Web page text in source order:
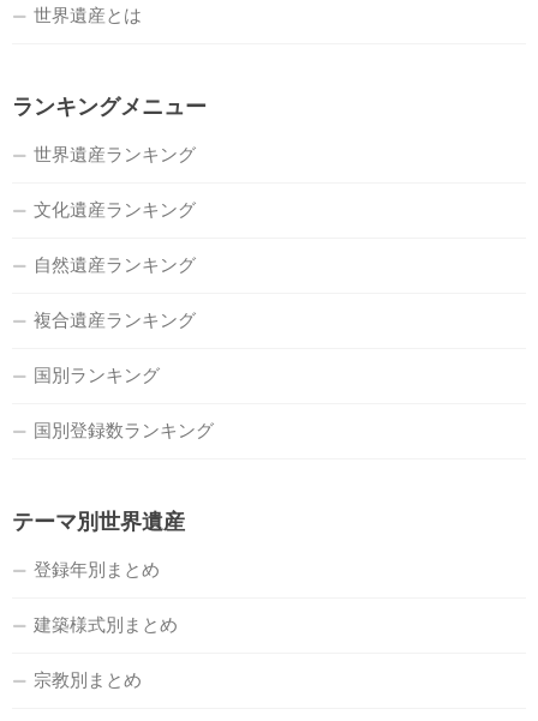
世界遺産とは
ランキングメニュー
世界遺産ランキング
文化遺産ランキング
自然遺産ランキング
複合遺産ランキング
国別ランキング
国別登録数ランキング
テーマ別世界遺産
登録年別まとめ
建築様式別まとめ
宗教別まとめ